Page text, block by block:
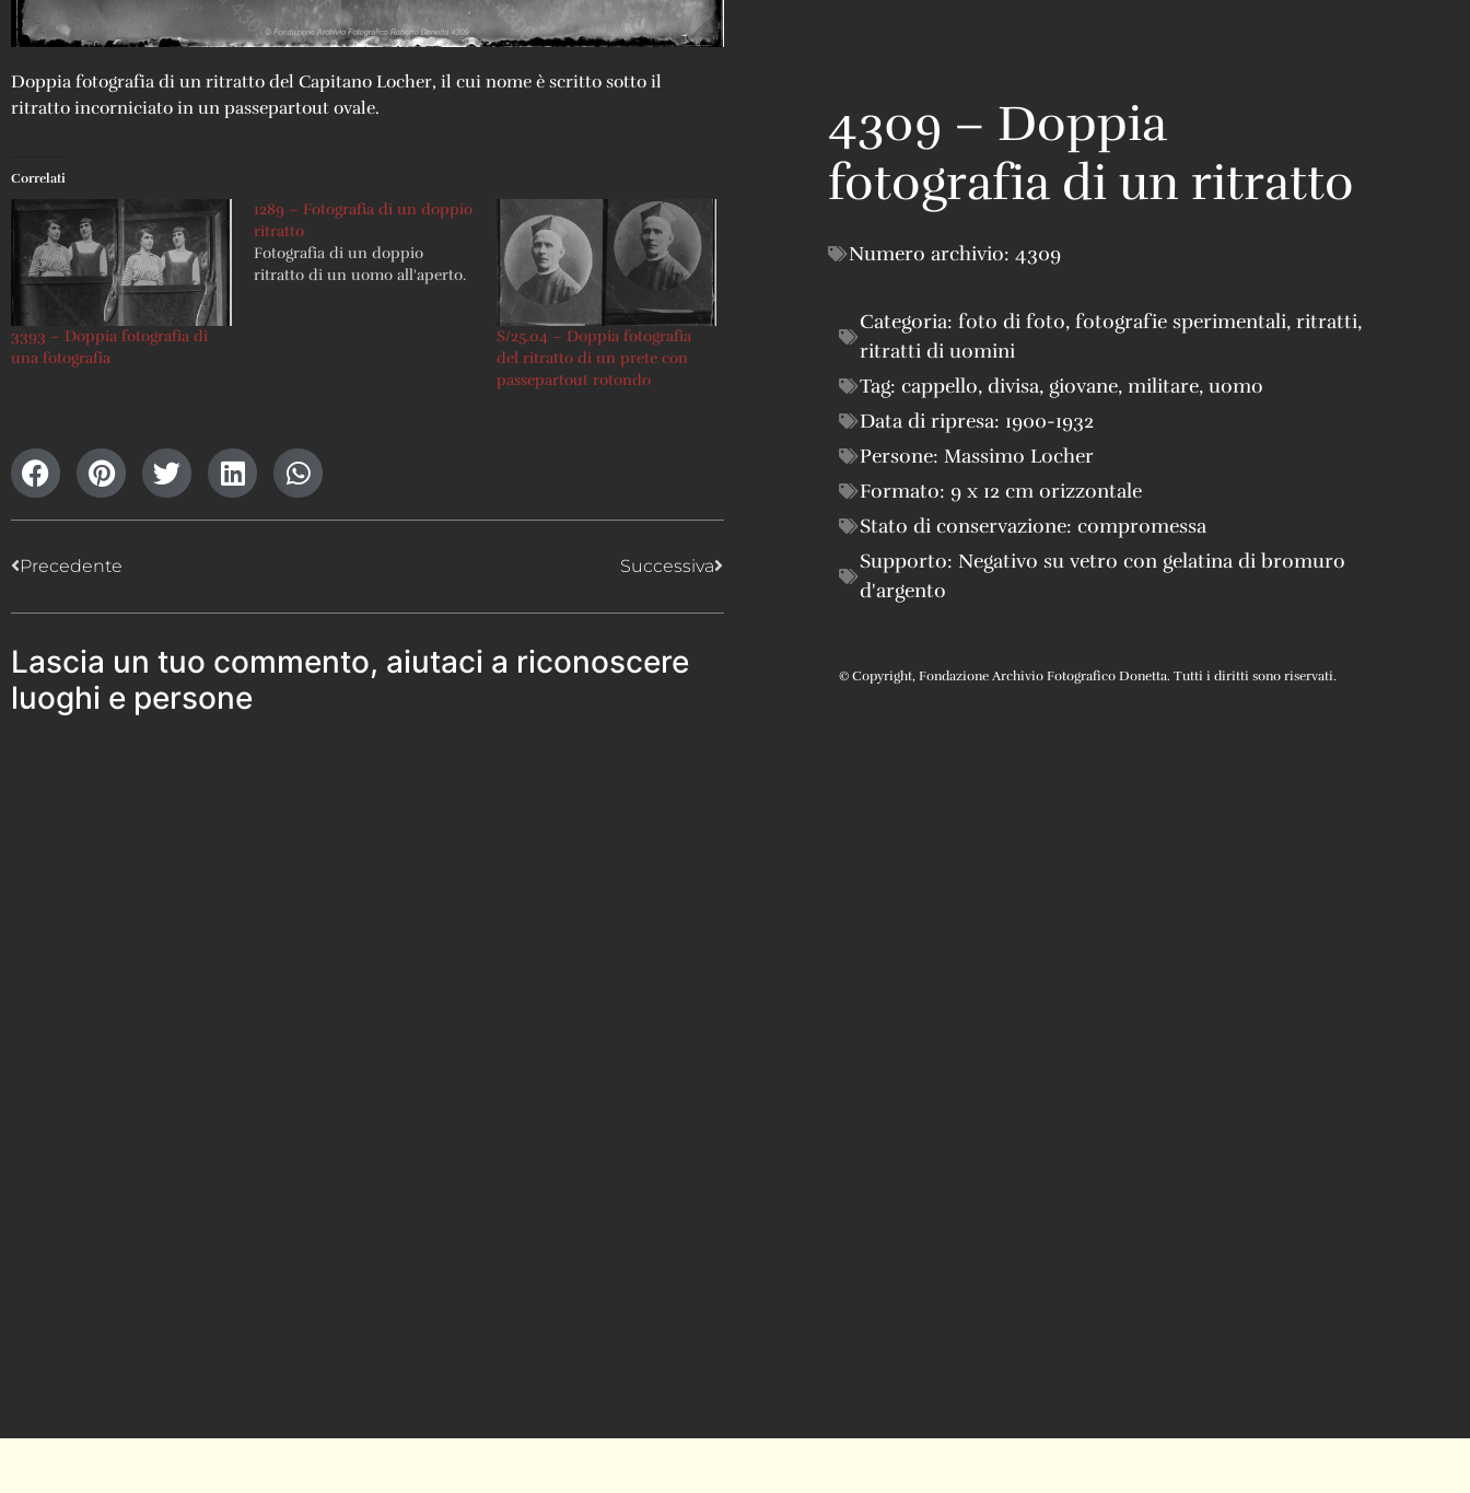
Doppia fotografia di un ritratto del Capitano Locher, il cui nome è scritto sotto il
ritratto incorniciato in un passepartout ovale.
Correlati
3393 – Doppia fotografia di
una fotografia
1289 – Fotografia di un doppio
ritratto
Fotografia di un doppio
ritratto di un uomo all'aperto.
S/25.04 – Doppia fotografia
del ritratto di un prete con
passepartout rotondo
Precedente Successiva
Lascia un tuo commento, aiutaci a riconoscere
luoghi e persone
4309 – Doppia
fotografia di un ritratto
Numero archivio: 4309
Categoria: foto di foto, fotografie sperimentali, ritratti,
ritratti di uomini
Tag: cappello, divisa, giovane, militare, uomo
Data di ripresa: 1900-1932
Persone: Massimo Locher
Formato: 9 x 12 cm orizzontale
Stato di conservazione: compromessa
Supporto: Negativo su vetro con gelatina di bromuro
d'argento
© Copyright, Fondazione Archivio Fotografico Donetta. Tutti i diritti sono riservati.